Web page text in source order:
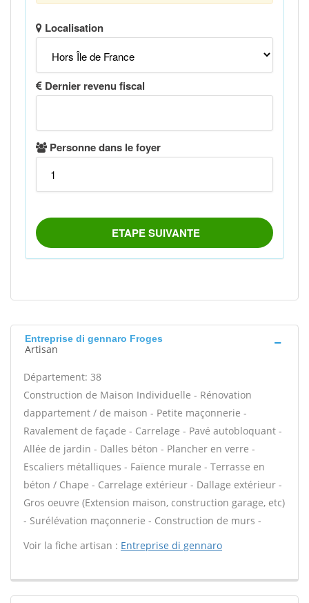
Entreprise di gennaro Froges
Artisan
Département: 38
Construction de Maison Individuelle - Rénovation
dappartement / de maison - Petite maçonnerie -
Ravalement de façade - Carrelage - Pavé autobloquant -
Allée de jardin - Dalles béton - Plancher en verre -
Escaliers métalliques - Faïence murale - Terrasse en
béton / Chape - Carrelage extérieur - Dallage extérieur -
Gros oeuvre (Extension maison, construction garage, etc)
- Surélévation maçonnerie - Construction de murs -
Voir la fiche artisan : Entreprise di gennaro